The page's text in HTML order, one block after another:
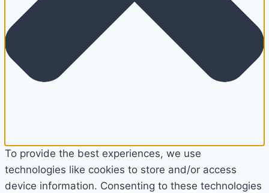
To provide the best experiences, we use
technologies like cookies to store and/or access
device information. Consenting to these technologies